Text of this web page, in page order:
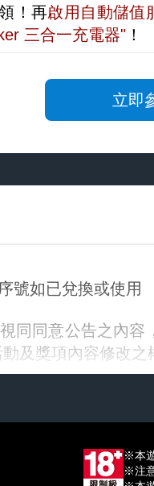
！再啟用自動儲值
三合一充電器" ！
立即
號如已兌換或使用
同同意公告之內
及獎項內容修改
※本
※注